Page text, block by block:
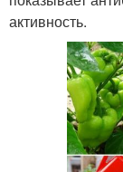
активность.